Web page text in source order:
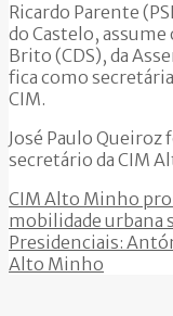
Ricardo Parente
do Castelo,
Brito (CDS), da
fica como
CIM.
José Paulo
secretário da CIM
CIM Alto Minho
mobilidade
Presidenciais:
Alto Minho